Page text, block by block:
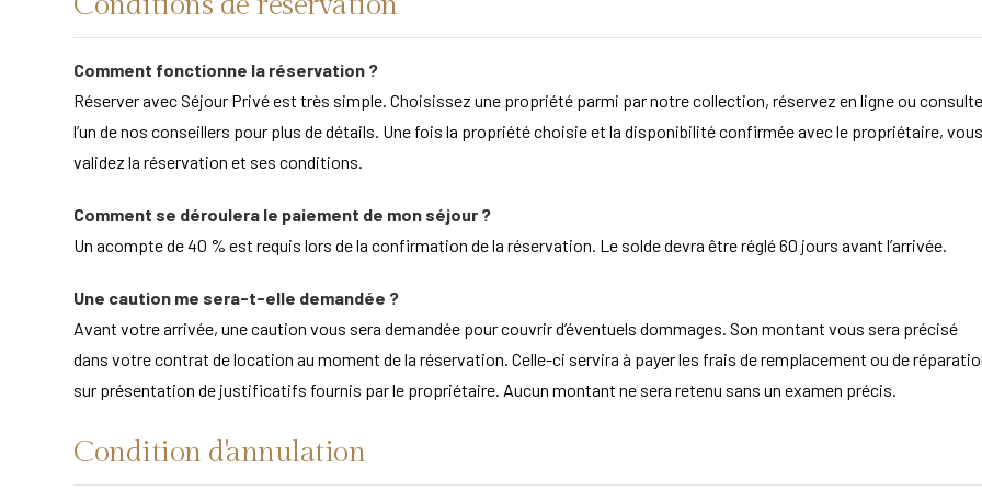
Comment fonctionne la réservation ?
Réserver avec Séjour Privé est très simple. Choisissez une propriété parmi par notre collection, réservez en ligne ou
l’un de nos conseillers pour plus de détails. Une fois la propriété choisie et la disponibilité confirmée avec le propriétaire, vous
validez la réservation et ses conditions.
Comment se déroulera le paiement de mon séjour ?
Un acompte de 40 % est requis lors de la confirmation de la réservation. Le solde devra être réglé 60 jours avant l’arrivée.
Une caution me sera-t-elle demandée ?
Avant votre arrivée, une caution vous sera demandée pour couvrir d’éventuels dommages. Son montant vous sera précisé
dans votre contrat de location au moment de la réservation. Celle-ci servira à payer les frais de remplacement ou de
sur présentation de justificatifs fournis par le propriétaire. Aucun montant ne sera retenu sans un examen précis.
Condition d'annulation